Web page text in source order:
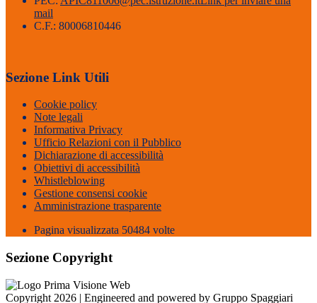
mail
C.F.: 80006810446
Sezione Link Utili
Cookie policy
Note legali
Informativa Privacy
Ufficio Relazioni con il Pubblico
Dichiarazione di accessibilità
Obiettivi di accessibilità
Whistleblowing
Gestione consensi cookie
Amministrazione trasparente
Pagina visualizzata 50484 volte
Sezione Copyright
Copyright 2026 | Engineered and powered by Gruppo Spaggiari